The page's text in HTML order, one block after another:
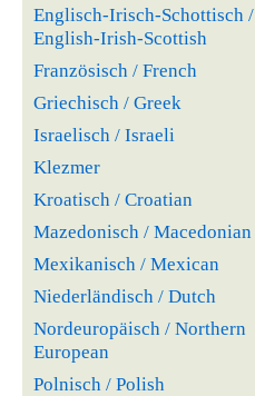
Englisch-Irisch-Schottisch /
English-Irish-Scottish
Französisch / French
Griechisch / Greek
Israelisch / Israeli
Klezmer
Kroatisch / Croatian
Mazedonisch / Macedonian
Mexikanisch / Mexican
Niederländisch / Dutch
Nordeuropäisch / Northern
European
Polnisch / Polish